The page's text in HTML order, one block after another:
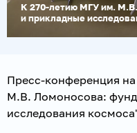
К 270-летию МГУ им.
и прикладные
Пресс-конференция
М.В. Ломоносова:
исследования